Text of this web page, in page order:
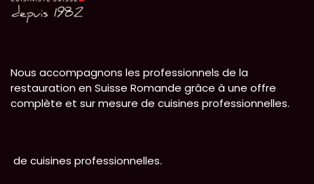
Nous accompagnons les professionnels de la
restauration en Suisse Romande grâce à une offre
complète et sur mesure de cuisines professionnelles.
de cuisines professionnelles.